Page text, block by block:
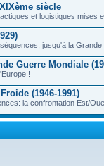
siècle
et logistiques
jusqu'à la Grande
Guerre Mondiale
!
(1946-1991)
la confrontation Est/